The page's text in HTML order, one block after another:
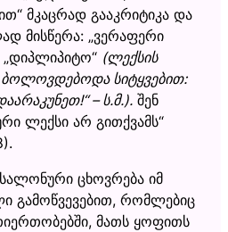
მკაცრად გააკრიტიკა და
მისწერა: „ვერაფერი
(ლექსის
ბოლოვდებოდა სიტყვებით:
– ს.მ.). შენ
ლექსი არ გითქვამს“
ცხოვრება იმ
გამოწვევებით, რომლებიც
მათს ყოფითს